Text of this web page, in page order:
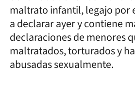
maltrato infantil, legajo por
a declarar ayer y contiene
declaraciones de menores
maltratados, torturados y
abusadas sexualmente.